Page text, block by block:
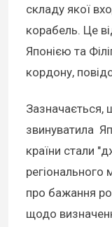
складу якої
корабель. Це
Японією та
кордону,
Зазначається,
звинуватила
країни стали
регіонального
про бажання
щодо